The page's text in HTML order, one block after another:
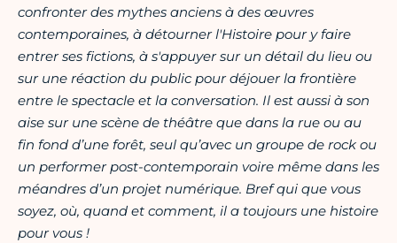
confronter des mythes anciens à des œuvres
contemporaines, à détourner l'Histoire pour y faire
entrer ses fictions, à s'appuyer sur un détail du lieu ou
sur une réaction du public pour déjouer la frontière
entre le spectacle et la conversation. Il est aussi à son
aise sur une scène de théâtre que dans la rue ou au
fin fond d’une forêt, seul qu’avec un groupe de rock ou
un performer post-contemporain voire même dans les
méandres d’un projet numérique. Bref qui que vous
soyez, où, quand et comment, il a toujours une histoire
pour vous !